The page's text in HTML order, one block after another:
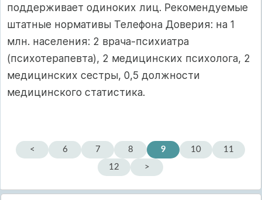
поддерживает одиноких лиц. Рекомендуемые
штатные нормативы Телефона Доверия: на 1
млн. населения: 2 врача-психиатра
(психотерапевта), 2 медицинских психолога, 2
медицинских сестры, 0,5 должности
медицинского статистика.
< 6 7 8 9 10
11
12
>